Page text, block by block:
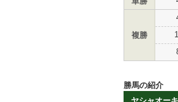
複勝
勝馬の紹介